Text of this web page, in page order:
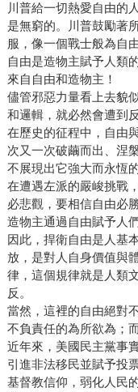
川普給一切熱愛自由的
是無窮的。川普鼓勵著
服，像一個戰士般為自
自由是造物主賦予人類
來自自由和造物主！
儘管邪惡力量看上去貌
和邏輯，就必然會遭到反
在歷史的征程中，自由
次又一次破繭而出、涅
不展現出它強大而永恆
在遭遇左派的嚴峻挑戰
必悲觀，要相信自由必
造物主通過自由賦予人
因此，捍衛自由是人基
放，是對人自身價值與
律，這個規律就是人類
反。
當然，這裡的自由絕對
不負責任的為所欲為；
近年來，美國民主黨事
引進非法移民並賦予投
基督教信仰，弱化人民